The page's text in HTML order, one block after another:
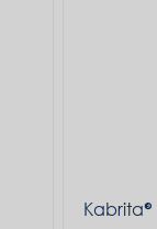
Kabrita